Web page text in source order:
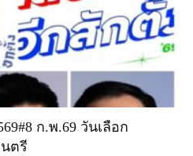
ก.พ.69 วันเลือก
ตรี